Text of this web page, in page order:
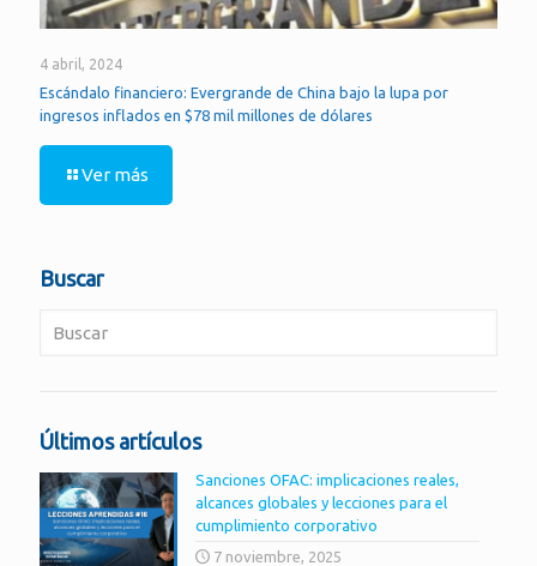
4 abril, 2024
Escándalo financiero: Evergrande de China bajo la lupa por
ingresos inflados en $78 mil millones de dólares
Ver más
Buscar
Últimos artículos
Sanciones OFAC: implicaciones reales,
alcances globales y lecciones para el
cumplimiento corporativo
7 noviembre, 2025